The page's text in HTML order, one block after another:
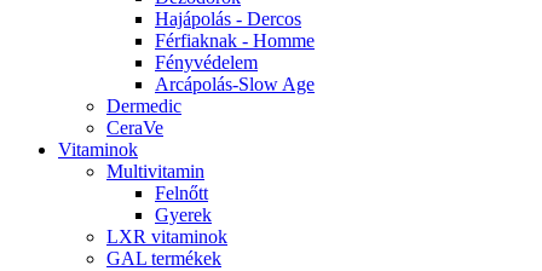
Hajápolás - Dercos
Férfiaknak - Homme
Fényvédelem
Arcápolás-Slow Age
Dermedic
CeraVe
Vitaminok
Multivitamin
Felnőtt
Gyerek
LXR vitaminok
GAL termékek